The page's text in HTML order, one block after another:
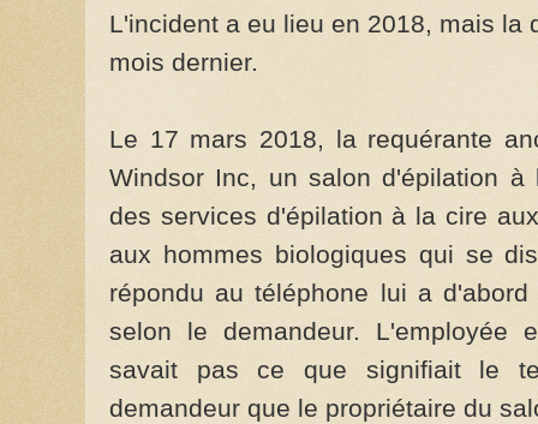
L'incident a eu lieu en 2018, mais la
mois dernier.
Le 17 mars 2018, la requérante
Windsor Inc, un salon d'épilation
des services d'épilation à la cire
aux hommes biologiques qui se
répondu au téléphone lui a
selon le demandeur. L'employée
savait pas ce que signifiait le
demandeur que le propriétaire du